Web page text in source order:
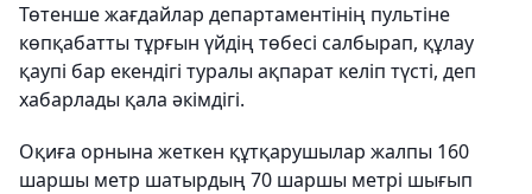
Төтенше жағдайлар департаментінің пультіне
көпқабатты тұрғын үйдің төбесі салбырап, құлау
қаупі бар екендігі туралы ақпарат келіп түсті, деп
хабарлады қала әкімдігі.
Оқиға орнына жеткен құтқарушылар жалпы 160
шаршы метр шатырдың 70 шаршы метрі шығып